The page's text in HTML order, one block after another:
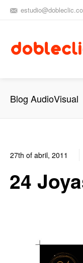
Blog AudioVisual
27th of abril, 2011
24